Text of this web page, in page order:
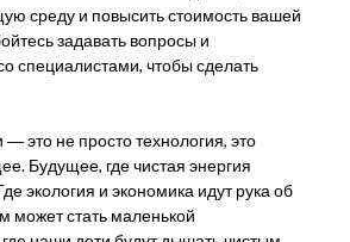
среду и повысить стоимость вашей
задавать вопросы и
специалистами, чтобы сделать
это не просто технология, это
Будущее, где чистая энергия
экология и экономика идут рука об
может стать маленькой